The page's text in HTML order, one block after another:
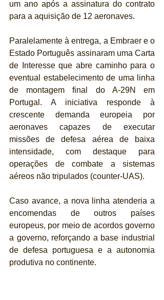
um ano após a assinatura do contrato
para a aquisição de 12 aeronaves.
Paralelamente à entrega, a Embraer e o
Estado Português assinaram uma Carta
de Interesse que abre caminho para o
eventual estabelecimento de uma linha
de montagem final do A-29N em
Portugal. A iniciativa responde à
crescente demanda europeia por
aeronaves capazes de executar
missões de defesa aérea de baixa
intensidade, com destaque para
operações de combate a sistemas
aéreos não tripulados (counter-UAS).
Caso avance, a nova linha atenderia a
encomendas de outros países
europeus, por meio de acordos governo
a governo, reforçando a base industrial
de defesa portuguesa e a autonomia
produtiva no continente.